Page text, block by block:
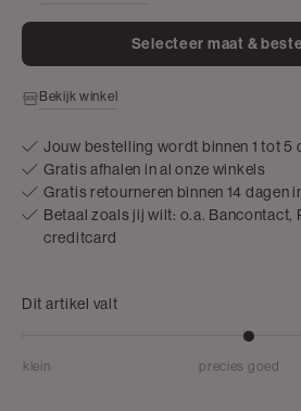
Selecteer maat &
Bekijk winkel
Jouw bestelling wordt binnen 1 tot 5
Gratis afhalen in al onze winkels
Gratis retourneren binnen 14 dagen
Betaal zoals jij wilt: o.a. Bancontact,
creditcard
Dit artikel valt
klein precies goed